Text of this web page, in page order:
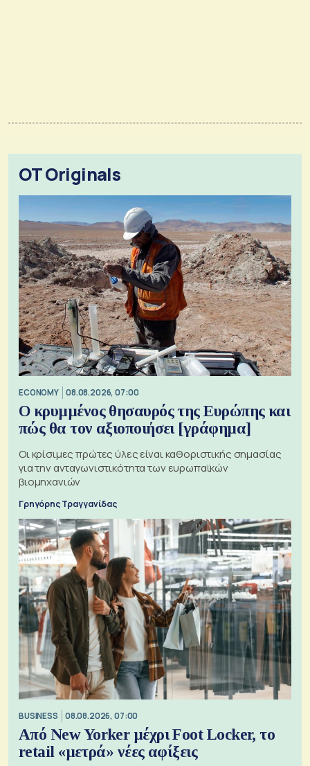
OT Originals
ECONOMY 08.08.2026, 07:00
Ο κρυμμένος θησαυρός της Ευρώπης και
πώς θα τον αξιοποιήσει [γράφημα]
Οι κρίσιμες πρώτες ύλες είναι καθοριστικής σημασίας
για την ανταγωνιστικότητα των ευρωπαϊκών
βιομηχανιών
Γρηγόρης Τραγγανίδας
BUSINESS 08.08.2026, 07:00
Από New Yorker μέχρι Foot Locker, το
retail «μετρά» νέες αφίξεις